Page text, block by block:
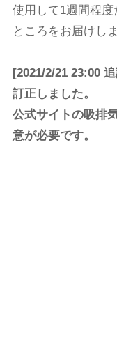
使用して1週間程
ところをお届けしま
[2021/2/21 23:00
訂正しました。
公式サイトの吸排
意が必要です。